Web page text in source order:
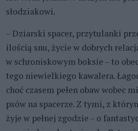
słodziakowi.
– Dziarski spacer, przytulanki
ilością snu, życie w dobrych
w schroniskowym boksie – to
tego niewielkiego kawalera.
choć czasem pełen obaw wobec
psów na spacerze. Z tymi, z
żyje w pełnej zgodzie – o